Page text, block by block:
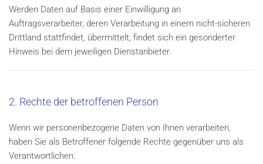
Werden Daten auf Basis einer Einwilligung an
Auftragsverarbeiter, deren Verarbeitung in einem nicht-sicheren
Drittland stattfindet, übermittelt, findet sich ein gesonderter
Hinweis bei dem jeweiligen Dienstanbieter.
2. Rechte der betroffenen Person
Wenn wir personenbezogene Daten von Ihnen verarbeiten,
haben Sie als Betroffener folgende Rechte gegenüber uns als
Verantwortlichen: